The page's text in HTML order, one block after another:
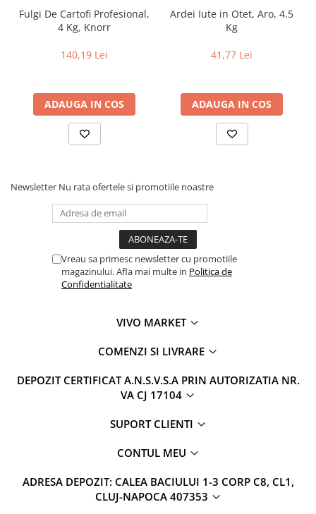
Fulgi De Cartofi Profesional,
4 Kg, Knorr
140,19 Lei
ADAUGA IN COS
Ardei Iute in Otet, Aro, 4.5
Kg
41,77 Lei
ADAUGA IN COS
Newsletter Nu rata ofertele si promotiile noastre
Vreau sa primesc newsletter cu promotiile
magazinului. Afla mai multe in Politica de
Confidentialitate
VIVO MARKET
COMENZI SI LIVRARE
DEPOZIT CERTIFICAT A.N.S.V.S.A PRIN AUTORIZATIA NR.
VA CJ 17104
SUPORT CLIENTI
CONTUL MEU
ADRESA DEPOZIT: CALEA BACIULUI 1-3 CORP C8, CL1,
CLUJ-NAPOCA 407353